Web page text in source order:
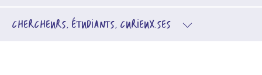
CHERCHEURS, ÉTUDIANTS, CURIEUX.SES